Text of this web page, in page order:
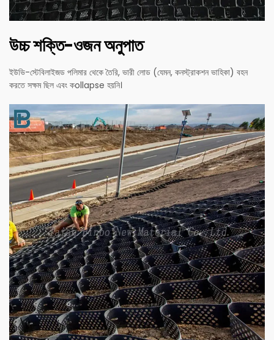
উচ্চ শক্তি-ওজন অনুপাত
ইউভি-স্টেবিলাইজড পলিমার থেকে তৈরি, ভারী লোড (যেমন, কনস্ট্রাকশন ভাহিকা) বহন
করতে সক্ষম ছিল এবং কollapse হয়নি।